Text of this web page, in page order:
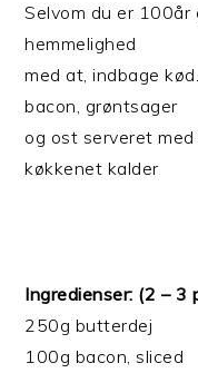
Selvom du er 100år
hemmelighed
med at, indbage
bacon, grøntsager
og ost serveret
køkkenet kalder
Ingredienser: (2 – 3
250g butterdej
100g bacon, sliced